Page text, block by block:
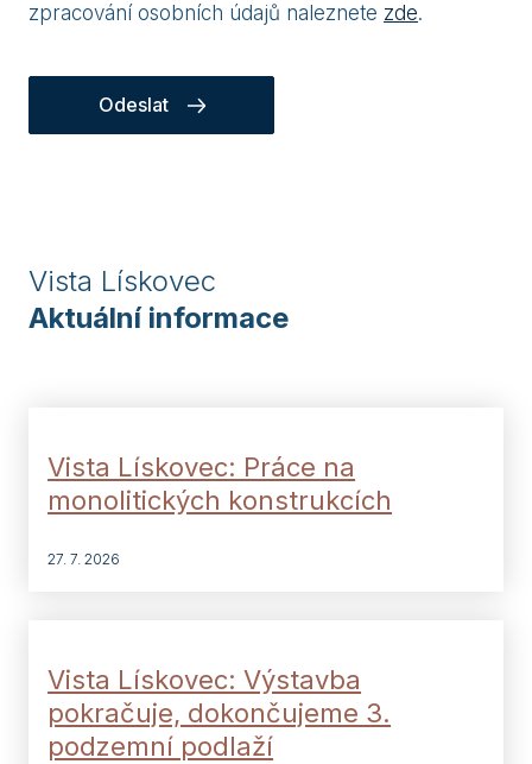
zpracování osobních údajů naleznete zde.
Odeslat
Vista Lískovec
Aktuální informace
Vista Lískovec: Práce na
monolitických konstrukcích
27. 7. 2026
Vista Lískovec: Výstavba
pokračuje, dokončujeme 3.
podzemní podlaží